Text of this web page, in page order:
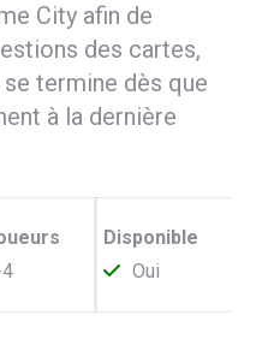
City afin de
des cartes,
termine dès que
à la dernière
Disponible
Oui